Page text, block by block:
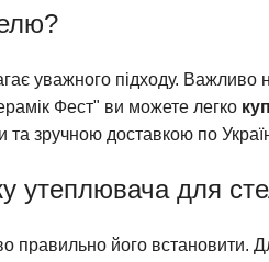
уважного підходу. Важливо
Фест" ви можете легко
та зручною доставкою по
утеплювача для
правильно його встановити.